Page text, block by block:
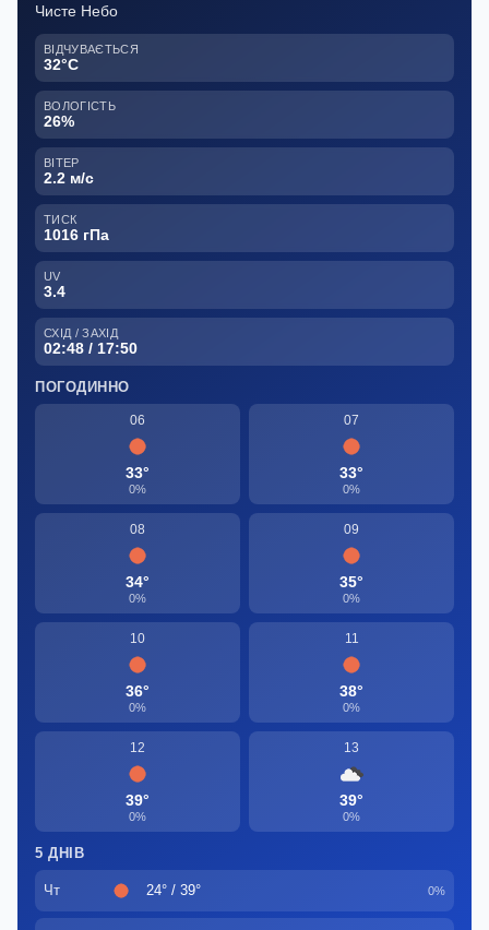
Чисте Небо
ВІДЧУВАЄТЬСЯ
32°C
ВОЛОГІСТЬ
26%
ВІТЕР
2.2 м/с
ТИСК
1016 гПа
UV
3.4
СХІД / ЗАХІД
02:48 / 17:50
ПОГОДИННО
06
33°
0%
07
33°
0%
08
34°
0%
09
35°
0%
10
36°
0%
11
38°
0%
12
39°
0%
13
39°
0%
5 ДНІВ
Чт 24° / 39° 0%